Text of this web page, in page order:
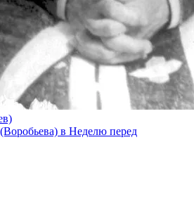
в Неделю перед